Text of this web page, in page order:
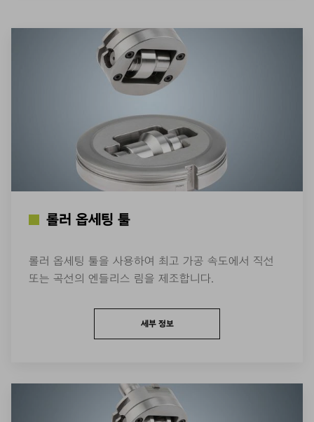
롤러 옵세팅 툴
롤러 옵세팅 툴을 사용하여 최고 가공 속도에서 직선
또는 곡선의 엔들리스 림을 제조합니다.
세부 정보